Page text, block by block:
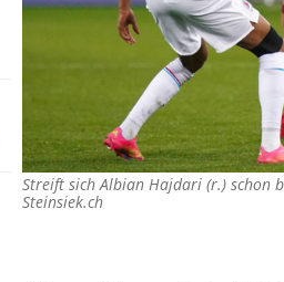
Streift sich Albian Hajdari (r.) schon
Steinsiek.ch